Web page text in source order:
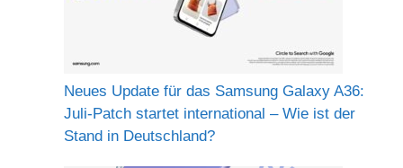
Neues Update für das Samsung Galaxy A36:
Juli-Patch startet international – Wie ist der
Stand in Deutschland?